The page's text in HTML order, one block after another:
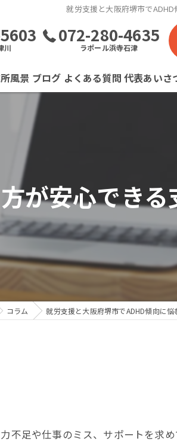
就労支援と大阪府堺市で
川
072-280-4635
ラポール浜寺石津
風景 ブログ よくある質問 代表あいさ
ラポー
ラポー
が安心でき
コラム 就労支援と大阪府堺市でADHD傾向に
不足や仕事のミス、サポートを求